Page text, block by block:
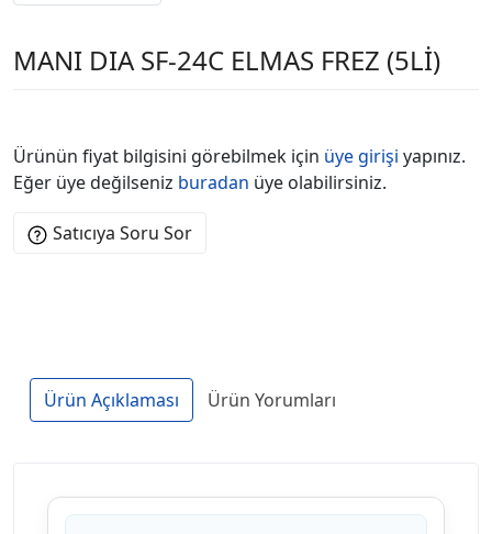
MANI DIA SF-24C ELMAS FREZ (5Lİ)
Ürünün fiyat bilgisini görebilmek için üye girişi yapınız.
Eğer üye değilseniz buradan üye olabilirsiniz.
Satıcıya Soru Sor
Ürün Açıklaması Ürün Yorumları